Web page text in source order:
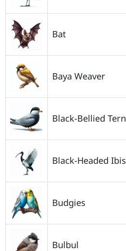
Bat
Baya Weaver
Black-Bellied Tern
Black-Headed Ibis
Budgies
Bulbul